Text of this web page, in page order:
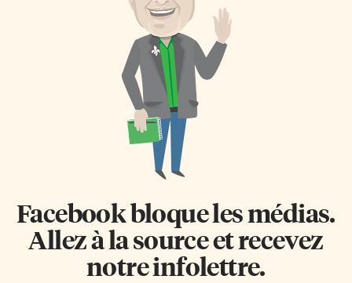
supervision. «Cela peut mettre
une pression financière sur les
entreprises, limitant ainsi leurs
capacités à investir dans
d’autres domaines essentiels
tels que le développement […]
d’intégration. Cette dualité de
succès et d’obstacles met en
lumière les nuances complexes
de l’expérience migratoire et
souligne l’importance d’un
soutien accru pour assurer
l’épanouissement de tous les
nouveaux arrivants dans leur
parcours d’immigration.
Facebook bloque les médias.
Allez à la source et recevez
notre infolettre.